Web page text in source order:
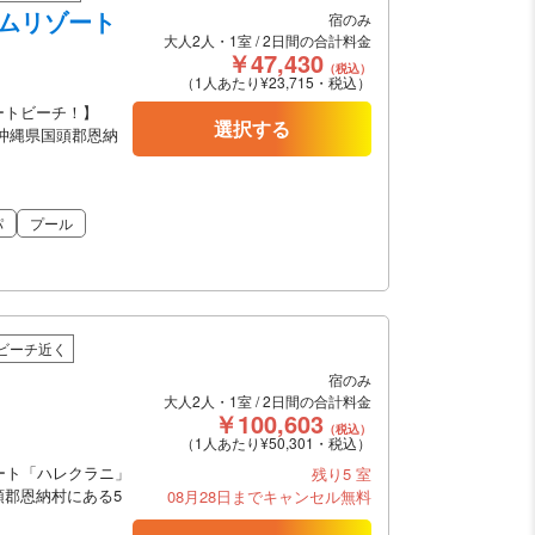
リゾート
ビーチ！】
縄県国頭郡恩納
プール
宿のみ
大人2人・1室 / 2日間の合計料金
￥47,430 （税込）
（1人あたり¥23,715・税込）
選択する
ーチ近く
「ハレクラニ」
恩納村にある5
宿のみ
大人2人・1室 / 2日間の合計料金
￥100,603 （税込）
（1人あたり¥50,301・税込）
残り5 室
08月28日までキャンセル無料